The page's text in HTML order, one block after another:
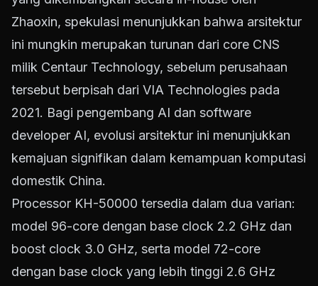
Zhaoxin, spekulasi menunjukkan bahwa arsitektur
ini mungkin merupakan turunan dari core CNS
milik Centaur Technology, sebelum perusahaan
tersebut berpisah dari VIA Technologies pada
2021. Bagi pengembang AI dan software
developer AI, evolusi arsitektur ini menunjukkan
kemajuan signifikan dalam kemampuan komputasi
domestik China.
Processor KH-50000 tersedia dalam dua varian:
model 96-core dengan base clock 2.2 GHz dan
boost clock 3.0 GHz, serta model 72-core
dengan base clock yang lebih tinggi 2.6 GHz